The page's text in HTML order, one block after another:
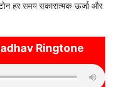
हर समय सकारात्मक ऊर्जा और
Ringtone